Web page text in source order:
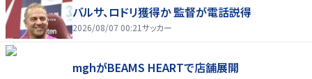
バルサ、ロドリ獲得か 監督が電話説得
2026/08/07 00:21サッカー
mghがBEAMS HEARTで店舗展開